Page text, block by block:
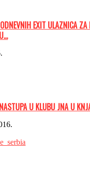
EXIT ULAZNICA ZA
U KLUBU JNA U